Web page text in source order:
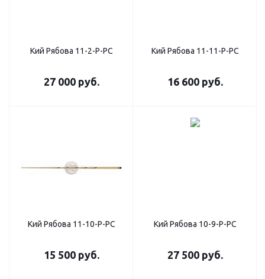
Кий Рябова 11-2-Р-РС
27 000руб.
Кий Рябова 11-11-Р-РС
16 600руб.
Кий Рябова 11-10-Р-РС
15 500руб.
Кий Рябова 10-9-Р-РС
27 500руб.